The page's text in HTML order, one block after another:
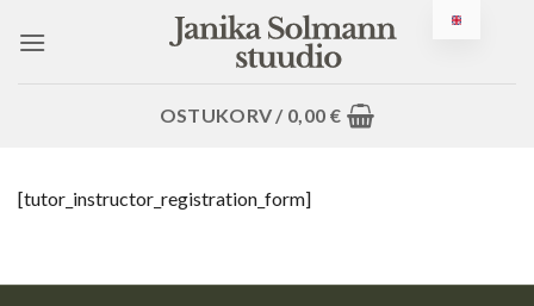
sisusse
OSTUKORV / 0,00 €
[tutor_instructor_registration_form]